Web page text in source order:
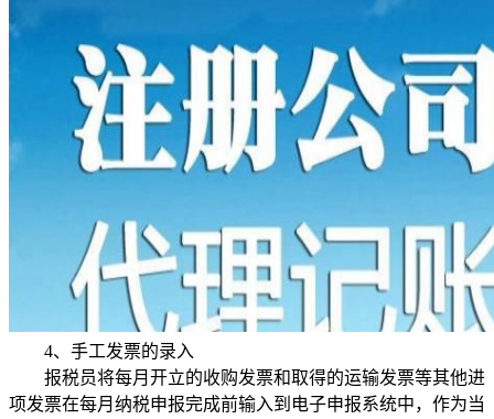
4、手工发票的录入
报税员将每月开立的收购发票和取得的运输发票等其他进
项发票在每月纳税申报完成前输入到电子申报系统中，作为当